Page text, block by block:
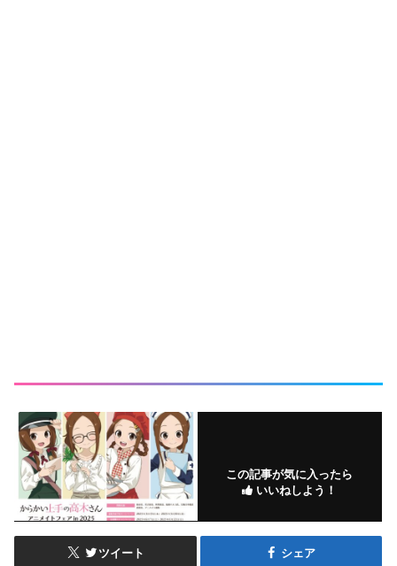
この記事が気に入ったら
いいねしよう！
ツイート シェア